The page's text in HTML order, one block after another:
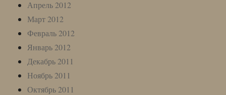
Апрель 2012
Март 2012
Февраль 2012
Январь 2012
Декабрь 2011
Ноябрь 2011
Октябрь 2011